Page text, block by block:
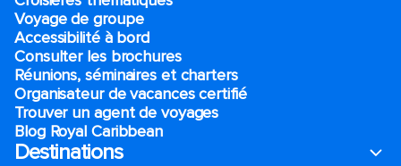
Voyage de groupe​
Accessibilité à bord​
Consulter les brochures
Réunions, séminaires et charters
Organisateur de vacances certifié
Trouver un agent de voyages
Blog Royal Caribbean
Destinations